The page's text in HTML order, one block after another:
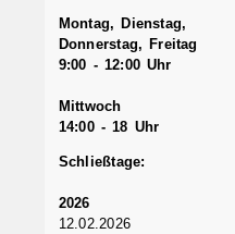
Montag, Dienstag,
Donnerstag, Freitag
9:00 - 12:00 Uhr
Mittwoch
14:00 - 18 Uhr
Schließtage:
2026
12.02.2026